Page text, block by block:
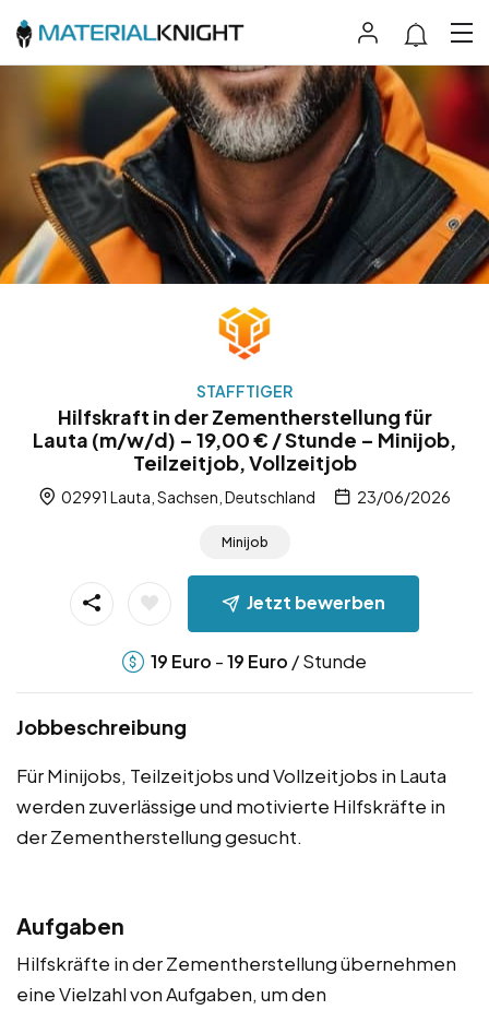
STAFFTIGER
Hilfskraft in der Zementherstellung für
Lauta (m/w/d) – 19,00 € / Stunde – Minijob,
Teilzeitjob, Vollzeitjob
02991 Lauta, Sachsen, Deutschland 23/06/2026
Minijob
Jetzt bewerben
19 Euro -19 Euro / Stunde
Jobbeschreibung
Für Minijobs, Teilzeitjobs und Vollzeitjobs in Lauta
werden zuverlässige und motivierte Hilfskräfte in
der Zementherstellung gesucht.
Aufgaben
Hilfskräfte in der Zementherstellung übernehmen
eine Vielzahl von Aufgaben, um den